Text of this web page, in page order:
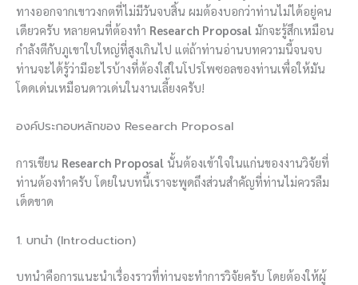
ทางออกจากเขาวงกตที่ไม่มีวันจบสิ้น ผมต้องบอกว่าท่านไม่ได้อยู่คน
เดียวครับ หลายคนที่ต้องทำ Research Proposal มักจะรู้สึกเหมือน
กำลังตีกับภูเขาใบใหญ่ที่สูงเกินไป แต่ถ้าท่านอ่านบทความนี้จนจบ
ท่านจะได้รู้ว่ามีอะไรบ้างที่ต้องใส่ในโปรโพซอลของท่านเพื่อให้มัน
โดดเด่นเหมือนดาวเด่นในงานเลี้ยงครับ!
องค์ประกอบหลักของ Research Proposal
การเขียน Research Proposal นั้นต้องเข้าใจในแก่นของงานวิจัยที่
ท่านต้องทำครับ โดยในบทนี้เราจะพูดถึงส่วนสำคัญที่ท่านไม่ควรลืม
เด็ดขาด
1. บทนำ (Introduction)
บทนำคือการแนะนำเรื่องราวที่ท่านจะทำการวิจัยครับ โดยต้องให้ผู้